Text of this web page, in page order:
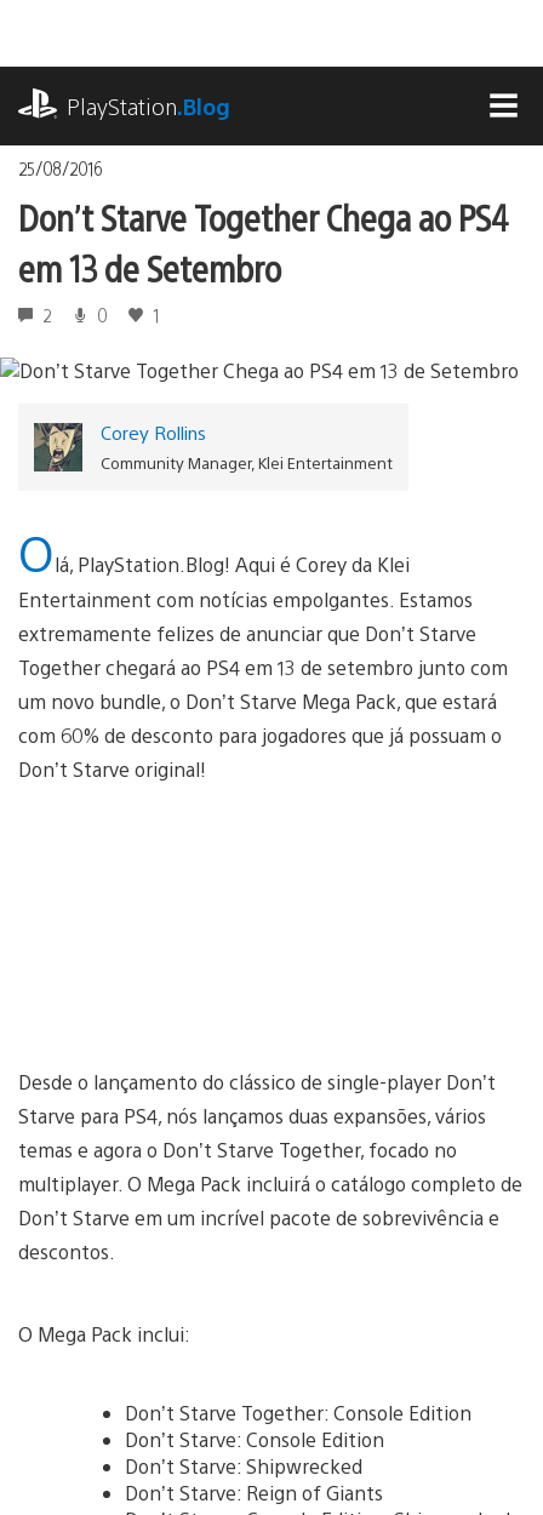
o
conteúdoPlayStation.Blog
25/08/2016
Don’t Starve Together Chega ao PS4
em 13 de Setembro
2 0 1
Corey Rollins
Community Manager, Klei Entertainment
Olá, PlayStation.Blog! Aqui é Corey da Klei
Entertainment com notícias empolgantes. Estamos
extremamente felizes de anunciar que Don’t Starve
Together chegará ao PS4 em 13 de setembro junto com
um novo bundle, o Don’t Starve Mega Pack, que estará
com 60% de desconto para jogadores que já possuam o
Don’t Starve original!
Desde o lançamento do clássico de single-player Don’t
Starve para PS4, nós lançamos duas expansões, vários
temas e agora o Don’t Starve Together, focado no
multiplayer. O Mega Pack incluirá o catálogo completo de
Don’t Starve em um incrível pacote de sobrevivência e
descontos.
O Mega Pack inclui:
Don’t Starve Together: Console Edition
Don’t Starve: Console Edition
Don’t Starve: Shipwrecked
Don’t Starve: Reign of Giants